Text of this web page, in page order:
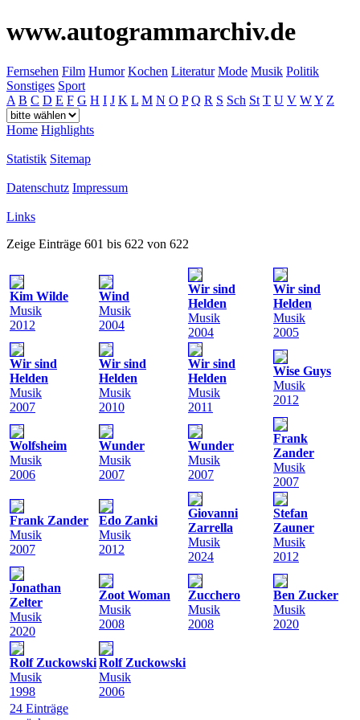
www.autogrammarchiv.de
Fernsehen Film Humor Kochen Literatur Mode Musik Politik
Sonstiges Sport
A B C D E F G H I J K L M N O P Q R S Sch St T U V WY Z
Home Highlights
Statistik Sitemap
Datenschutz Impressum
Links
Zeige Einträge 601 bis 622 von 622
Kim Wilde
Musik
2012
Wind
Musik
2004
Wir sind
Helden
Musik
2004
Wir sind
Helden
Musik
2005
Wir sind
Helden
Musik
2007
Wir sind
Helden
Musik
2010
Wir sind
Helden
Musik
2011
Wise Guys
Musik
2012
Wolfsheim
Musik
2006
Wunder
Musik
2007
Wunder
Musik
2007
Frank
Zander
Musik
2007
Frank Zander
Musik
2007
Edo Zanki
Musik
2012
Giovanni
Zarrella
Musik
2024
Stefan
Zauner
Musik
2012
Jonathan
Zelter
Musik
2020
Zoot Woman
Musik
2008
Zucchero
Musik
2008
Ben Zucker
Musik
2020
Rolf Zuckowski
Musik
1998
Rolf Zuckowski
Musik
2006
24 Einträge